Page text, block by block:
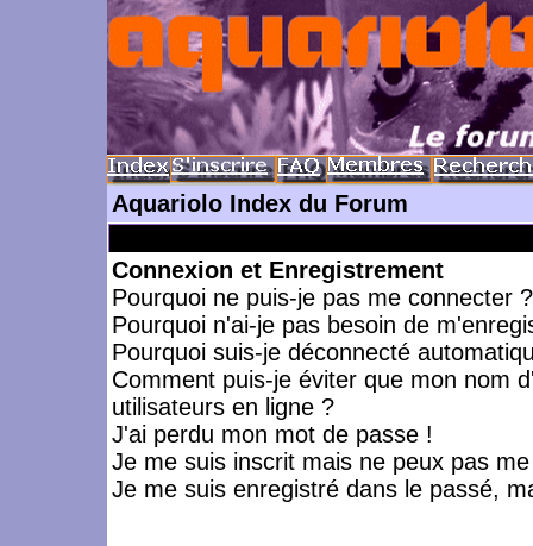
Aquariolo Index du Forum
Connexion et Enregistrement
Pourquoi ne puis-je pas me connecter ?
Pourquoi n'ai-je pas besoin de
Pourquoi suis-je déconnecté
Comment puis-je éviter que mon nom
utilisateurs en ligne ?
J'ai perdu mon mot de passe !
Je me suis inscrit mais ne peux pas
Je me suis enregistré dans le passé,